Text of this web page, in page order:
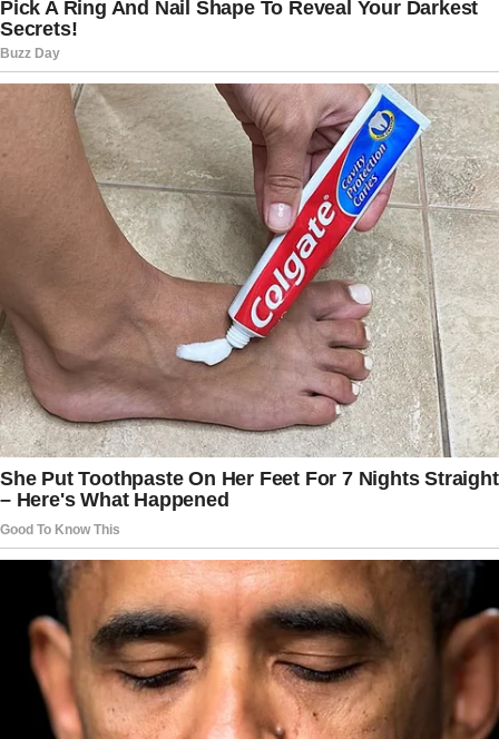
familiar e os desafios de aceitar que os filhos
constroem suas próprias histórias. Especialistas
destacam que situações semelhantes acontecem
em muitas famílias, onde diferentes gerações
costumam enxergar temas como educação,
tecnologia e qualidade de vida sob perspectivas
distintas. O relato de Ana Maria acabou
despertando identificação em milhares de
pessoas que vivem experiências parecidas com
filhos adultos.
Ao encerrar o assunto, Ana Maria Braga deixou
claro que as diferenças de opinião jamais
diminuíram o carinho que sente por Mariana
Maffeis e pelos quatro netos. Pelo contrário, a
apresentadora afirmou que continua
acompanhando a família com admiração e
torcendo para que todos sejam felizes seguindo
os caminhos que escolheram. A sinceridade
demonstrada durante a entrevista transformou a
participação da comunicadora em um dos